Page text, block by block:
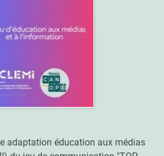
adaptation éducation aux médias